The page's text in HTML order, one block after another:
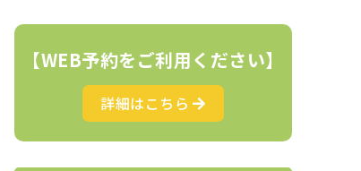
【WEB予約をご利用ください】
詳細はこちら